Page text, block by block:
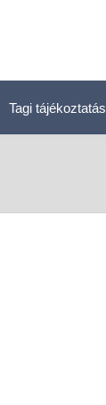
Tagi tájékoztatás